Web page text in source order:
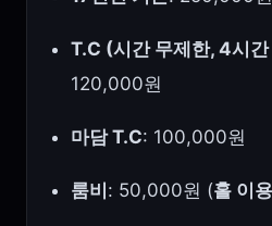
T.C (시간 무제한, 4시
120,000원
마담 T.C: 100,000원
룸비 : 50,000원 (홀 이